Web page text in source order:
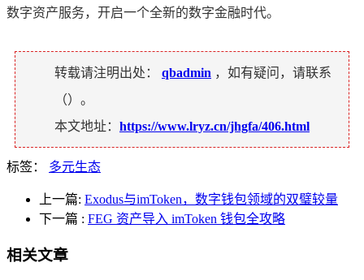
数字资产服务，开启一个全新的数字金融时代。
转载请注明出处： qbadmin ，如有疑问，请联系
（）。
本文地址： https://www.lryz.cn/jhgfa/406.html
标签： 多元生态
上一篇: Exodus与imToken，数字钱包领域的双璧较量
下一篇 : FEG 资产导入 imToken 钱包全攻略
相关文章